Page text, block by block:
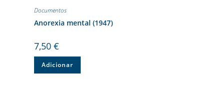
Documentos
Anorexia mental (1947)
7,50€
Adicionar